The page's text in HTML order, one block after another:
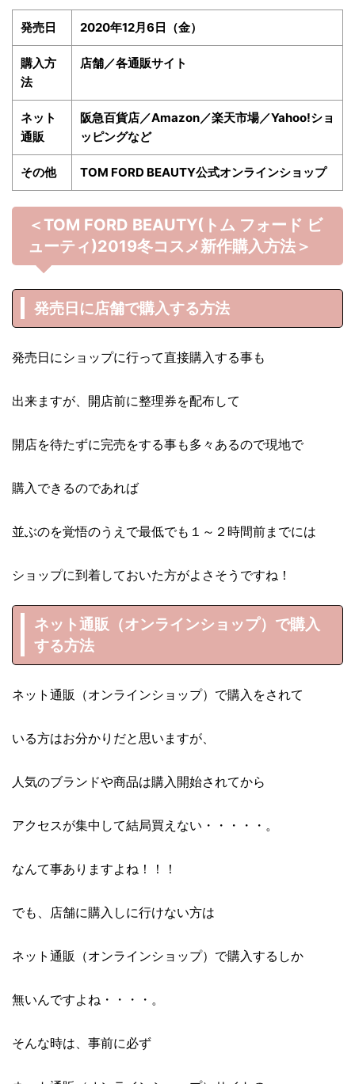
発売日 2020年12月6日（金）
購入方
法
店舗／各通販サイト
ネット
通販
阪急百貨店／Amazon／楽天市場／Yahoo!ショ
ッピングなど
その他 TOM FORD BEAUTY公式オンラインショップ
＜TOM FORD BEAUTY(トム フォード ビ
ューティ)2019冬コスメ新作購入方法＞
発売日に店舗で購入する方法
発売日にショップに行って直接購入する事も
出来ますが、開店前に整理券を配布して
開店を待たずに完売をする事も多々あるので現地で
購入できるのであれば
並ぶのを覚悟のうえで最低でも１～２時間前までには
ショップに到着しておいた方がよさそうですね！
ネット通販（オンラインショップ）で購入
する方法
ネット通販（オンラインショップ）で購入をされて
いる方はお分かりだと思いますが、
人気のブランドや商品は購入開始されてから
アクセスが集中して結局買えない・・・・・。
なんて事ありますよね！！！
でも、店舗に購入しに行けない方は
ネット通販（オンラインショップ）で購入するしか
無いんですよね・・・・。
そんな時は、事前に必ず